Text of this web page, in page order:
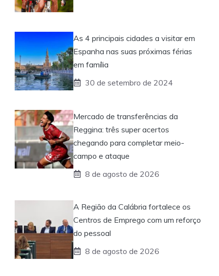
As 4 principais cidades a visitar em
Espanha nas suas próximas férias
em família
30 de setembro de 2024
Mercado de transferências da
Reggina: três super acertos
chegando para completar meio-
campo e ataque
8 de agosto de 2026
A Região da Calábria fortalece os
Centros de Emprego com um reforço
do pessoal
8 de agosto de 2026